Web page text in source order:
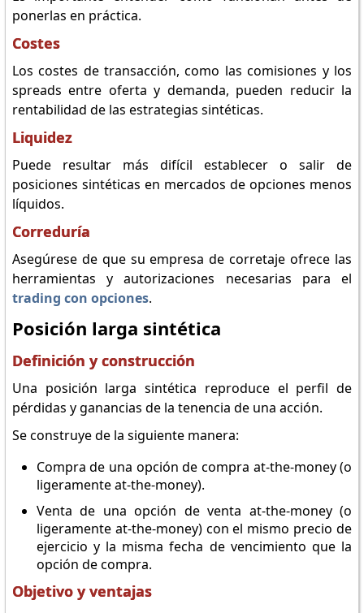
ponerlas en práctica.
Costes
Los costes de transacción, como las comisiones y los
spreads entre oferta y demanda, pueden reducir la
rentabilidad de las estrategias sintéticas.
Liquidez
Puede resultar más difícil establecer o salir de
posiciones sintéticas en mercados de opciones menos
líquidos.
Correduría
Asegúrese de que su empresa de corretaje ofrece las
herramientas y autorizaciones necesarias para el
trading con opciones.
Posición larga sintética
Definición y construcción
Una posición larga sintética reproduce el perfil de
pérdidas y ganancias de la tenencia de una acción.
Se construye de la siguiente manera:
Compra de una opción de compra at-the-money (o
ligeramente at-the-money).
Venta de una opción de venta at-the-money (o
ligeramente at-the-money) con el mismo precio de
ejercicio y la misma fecha de vencimiento que la
opción de compra.
Objetivo y ventajas